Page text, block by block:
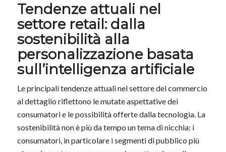
Tendenze attuali nel
settore retail: dalla
sostenibilità alla
personalizzazione basata
sull’intelligenza artificiale
Le principali tendenze attuali nel settore del commercio
al dettaglio riflettono le mutate aspettative dei
consumatori e le possibilità offerte dalla tecnologia. La
sostenibilità non è più da tempo un tema di nicchia: i
consumatori, in particolare i segmenti di pubblico più